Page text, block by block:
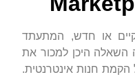
או חדש, המתעתד
השאלה היכן למכור את
חנות אינטרנטית.